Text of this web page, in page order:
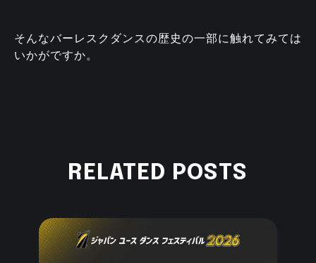
そんなバーレスクダンスの歴史の一部に触れてみては
いかがですか。
RELATED POSTS